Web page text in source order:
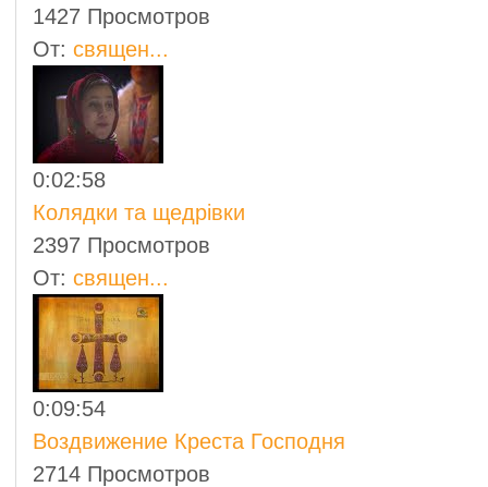
1427 Просмотров
От: священ...
0:02:58
Колядки та щедрівки
2397 Просмотров
От: священ...
0:09:54
Воздвижение Креста Господня
2714 Просмотров